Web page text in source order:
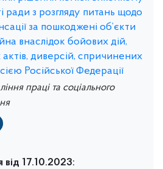
ради з розгляду питань щодо
за пошкоджені об’єкти
внаслідок бойових дій,
диверсій, спричинених
Російської Федерації
праці та соціального
17.10.2023: